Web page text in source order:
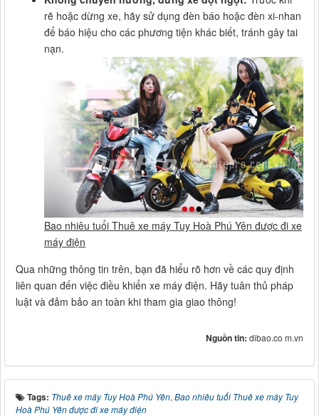
rẽ hoặc dừng xe, hãy sử dụng đèn báo hoặc đèn xi-nhan
để báo hiệu cho các phương tiện khác biết, tránh gây tai
nạn.
Bao nhiêu tuổi Thuê xe máy Tuy Hoà Phú Yên được đi xe
máy điện
Qua những thông tin trên, bạn đã hiểu rõ hơn về các quy định
liên quan đến việc điều khiển xe máy điện. Hãy tuân thủ pháp
luật và đảm bảo an toàn khi tham gia giao thông!
Nguồn tin: dibao.co m.vn
Tags: Thuê xe máy Tuy Hoà Phú Yên, Bao nhiêu tuổi Thuê xe máy Tuy
Hoà Phú Yên được đi xe máy điện